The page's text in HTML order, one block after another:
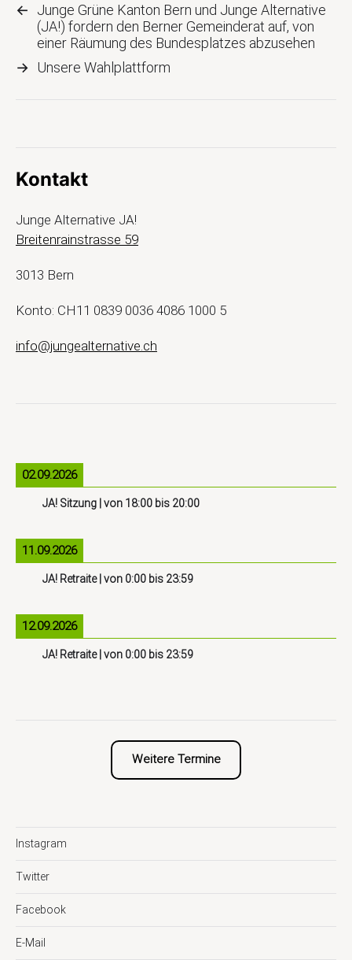
←
Junge Grüne Kanton Bern und Junge Alternative
(JA!) fordern den Berner Gemeinderat auf, von
einer Räumung des Bundesplatzes abzusehen
→ Unsere Wahlplattform
Kontakt
Junge Alternative JA!
Breitenrainstrasse 59
3013 Bern
Konto: CH11 0839 0036 4086 1000 5
info@jungealternative.ch
02.09.2026
JA! Sitzung | von 18:00 bis 20:00
11.09.2026
JA! Retraite| von 0:00 bis 23:59
12.09.2026
JA! Retraite| von 0:00 bis 23:59
Weitere Termine
Instagram
Twitter
Facebook
E-Mail